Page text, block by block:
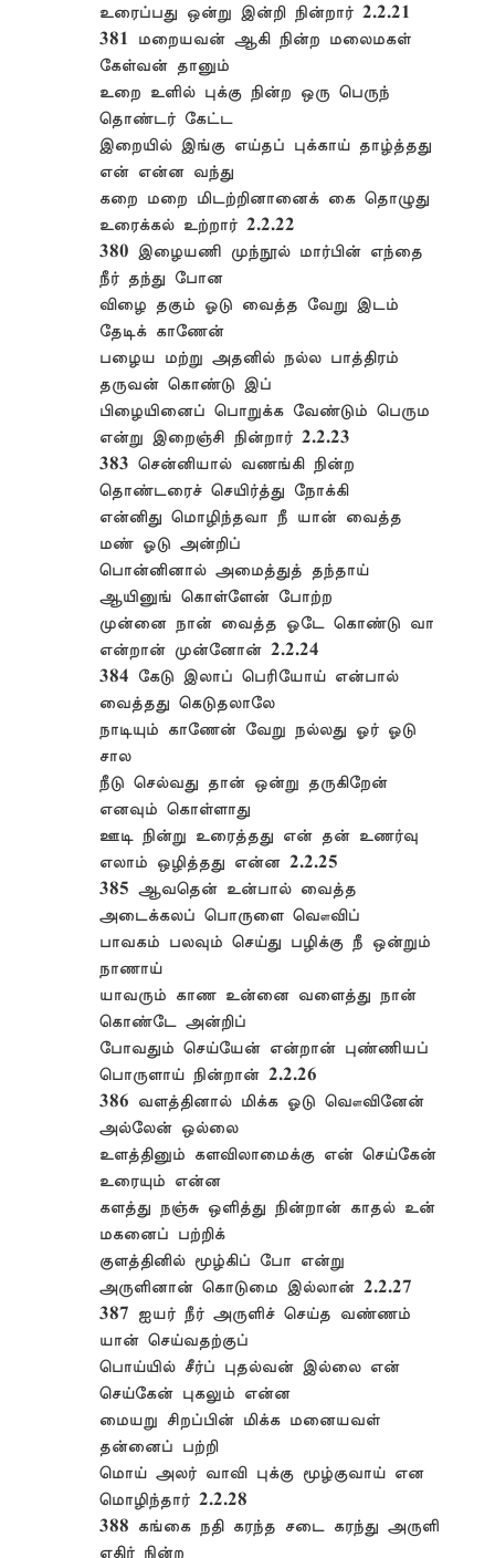
உரைப்பது ஒன்று இன்றி நின்றார் 2.2.21
381 மறையவன் ஆகி நின்ற மலைமகள்
கேள்வன் தானும்
உறை உளில் புக்கு நின்ற ஒரு பெருந்
தொண்டர் கேட்ட
இறையில் இங்கு எய்தப் புக்காய் தாழ்த்தது
என் என்ன வந்து
கறை மறை மிடற்றினானைக் கை தொழுது
உரைக்கல் உற்றார் 2.2.22
380 இழையணி முந்நூல் மார்பின் எந்தை
நீர் தந்து போன
விழை தகும் ஓடு வைத்த வேறு இடம்
தேடிக் காணேன்
பழைய மற்று அதனில் நல்ல பாத்திரம்
தருவன் கொண்டு இப்
பிழையினைப் பொறுக்க வேண்டும் பெரும
என்று இறைஞ்சி நின்றார் 2.2.23
383 சென்னியால் வணங்கி நின்ற
தொண்டரைச் செயிர்த்து நோக்கி
என்னிது மொழிந்தவா நீ யான் வைத்த
மண் ஓடு அன்றிப்
பொன்னினால் அமைத்துத் தந்தாய்
ஆயினுங் கொள்ளேன் போற்ற
முன்னை நான் வைத்த ஓடே கொண்டு வா
என்றான் முன்னோன் 2.2.24
384 கேடு இலாப் பெரியோய் என்பால்
வைத்தது கெடுதலாலே
நாடியும் காணேன் வேறு நல்லது ஓர் ஓடு
சால
நீடு செல்வது தான் ஒன்று தருகிறேன்
எனவும் கொள்ளாது
ஊடி நின்று உரைத்தது என் தன் உணர்வு
எலாம் ஒழித்தது என்ன 2.2.25
385 ஆவதென் உன்பால் வைத்த
அடைக்கலப் பொருளை வௌவிப்
பாவகம் பலவும் செய்து பழிக்கு நீ ஒன்றும்
நாணாய்
யாவரும் காண உன்னை வளைத்து நான்
கொண்டே அன்றிப்
போவதும் செய்யேன் என்றான் புண்ணியப்
பொருளாய் நின்றான் 2.2.26
386 வளத்தினால் மிக்க ஓடு வௌவினேன்
அல்லேன் ஒல்லை
உளத்தினும் களவிலாமைக்கு என் செய்கேன்
உரையும் என்ன
களத்து நஞ்சு ஒளித்து நின்றான் காதல் உன்
மகனைப் பற்றிக்
குளத்தினில் மூழ்கிப் போ என்று
அருளினான் கொடுமை இல்லான் 2.2.27
387 ஐயர் நீர் அருளிச் செய்த வண்ணம்
யான் செய்வதற்குப்
பொய்யில் சீர்ப் புதல்வன் இல்லை என்
செய்கேன் புகலும் என்ன
மையறு சிறப்பின் மிக்க மனையவள்
தன்னைப் பற்றி
மொய் அலர் வாவி புக்கு மூழ்குவாய் என
மொழிந்தார் 2.2.28
388 கங்கை நதி கரந்த சடை கரந்து அருளி